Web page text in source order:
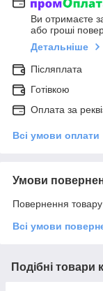
Ви отримаєте
або гроші
Детальніше
Післяплата
Готівкою
Оплата за
Всі умови оплати
Умови
Повернення
Всі умови
Подібні товари